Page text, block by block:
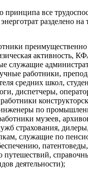
принципа все
разделено
преимущественно
активность,
служащие
работники,
средних школ,
диспетчеры,
по
музеев,
страхования,
служащие по
путешествий,
деятельности);